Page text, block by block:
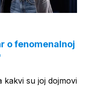
o fenomenalnoj
kakvi su joj dojmovi